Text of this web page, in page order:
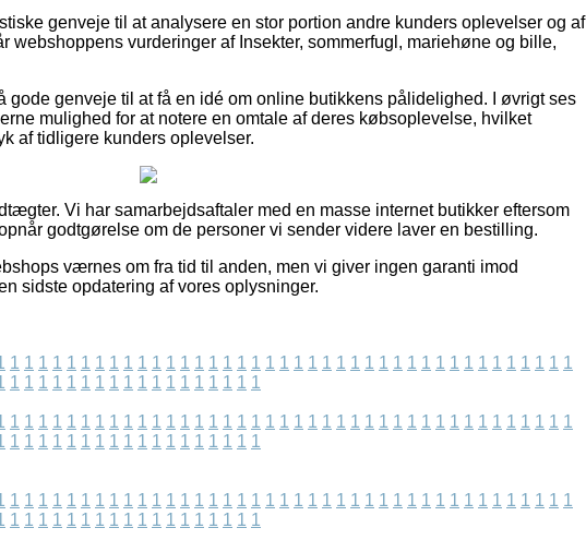
genveje til at analysere en stor portion andre kunders oplevelser og af
webshoppens vurderinger af Insekter, sommerfugl, mariehøne og bille,
gode genveje til at få en idé om online butikkens pålidelighed. I øvrigt ses
mulighed for at notere en omtale af deres købsoplevelse, hvilket
af tidligere kunders oplevelser.
Vi har samarbejdsaftaler med en masse internet butikker eftersom
godtgørelse om de personer vi sender videre laver en bestilling.
værnes om fra tid til anden, men vi giver ingen garanti imod
sidste opdatering af vores oplysninger.
1 1 1 1 1 1 1 1 1 1 1 1 1 1 1 1 1 1 1 1 1 1 1 1 1 1 1 1 1 1 1 1 1 1 1 1 1 1 1 1
1 1 1 1 1 1 1 1 1 1 1 1 1 1 1 1 1 1
1 1 1 1 1 1 1 1 1 1 1 1 1 1 1 1 1 1 1 1 1 1 1 1 1 1 1 1 1 1 1 1 1 1 1 1 1 1 1 1
1 1 1 1 1 1 1 1 1 1 1 1 1 1 1 1 1 1
1 1 1 1 1 1 1 1 1 1 1 1 1 1 1 1 1 1 1 1 1 1 1 1 1 1 1 1 1 1 1 1 1 1 1 1 1 1 1 1
1 1 1 1 1 1 1 1 1 1 1 1 1 1 1 1 1 1